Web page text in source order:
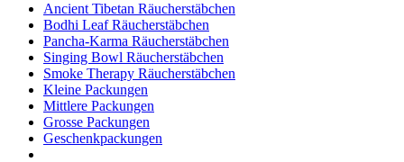
Ancient Tibetan Räucherstäbchen
Bodhi Leaf Räucherstäbchen
Pancha-Karma Räucherstäbchen
Singing Bowl Räucherstäbchen
Smoke Therapy Räucherstäbchen
Kleine Packungen
Mittlere Packungen
Grosse Packungen
Geschenkpackungen